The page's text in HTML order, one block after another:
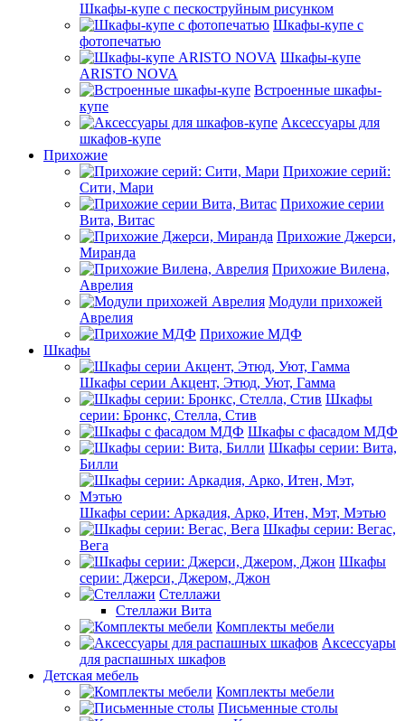
Шкафы-купе с пескоструйным рисунком
Шкафы-купе с
фотопечатью
Шкафы-купе
ARISTO NOVA
Встроенные шкафы-
купе
Аксессуары для
шкафов-купе
Прихожие
Прихожие серий:
Сити, Мари
Прихожие серии
Вита, Витас
Прихожие Джерси,
Миранда
Прихожие Вилена,
Аврелия
Модули прихожей
Аврелия
Прихожие МДФ
Шкафы
Шкафы серии Акцент, Этюд, Уют, Гамма
Шкафы
серии: Бронкс, Стелла, Стив
Шкафы с фасадом МДФ
Шкафы серии: Вита,
Билли
Шкафы серии: Аркадия, Арко, Итен, Мэт, Мэтью
Шкафы серии: Вегас,
Вега
Шкафы
серии: Джерси, Джером, Джон
Стеллажи
Стеллажи Вита
Комплекты мебели
Аксессуары
для распашных шкафов
Детская мебель
Комплекты мебели
Письменные столы